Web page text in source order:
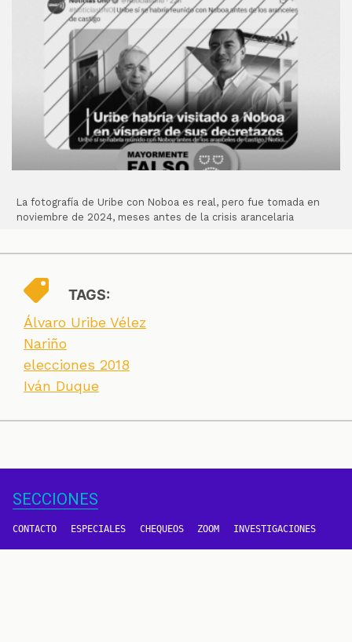
La fotografía de Uribe con Noboa es real, pero fue tomada en
noviembre de 2024, meses antes de la crisis arancelaria
TAGS:
Álvaro Uribe Vélez
Nariño
elecciones 2018
Iván Duque
SECCIONES
CONTACTO ESPECIALES CHEQUEOS ZOOM INVESTIGACIONES